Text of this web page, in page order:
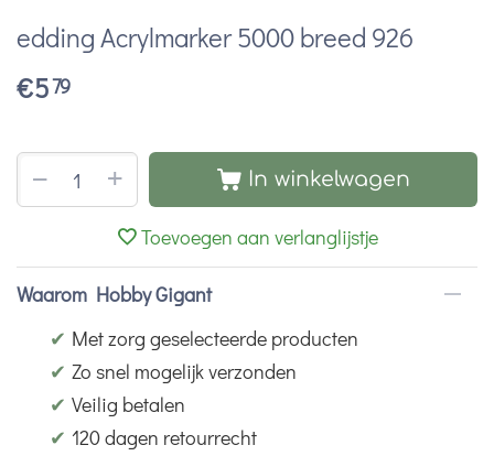
edding Acrylmarker 5000 breed 926
€579
+
− In winkelwagen
Toevoegen aan verlanglijstje
Waarom Hobby Gigant
✔ Met zorg geselecteerde producten
✔ Zo snel mogelijk verzonden
✔ Veilig betalen
✔ 120 dagen retourrecht